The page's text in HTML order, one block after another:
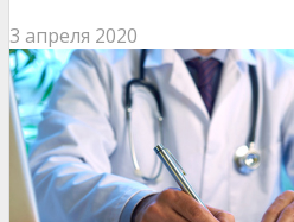
3 апреля 2020